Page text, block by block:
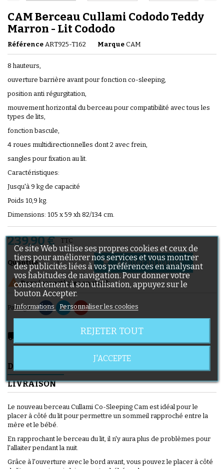
CAM Berceau Cullami Cododo Teddy
Marron - Lit Cododo
Référence ART925-T162 Marque CAM
8 hauteurs,
ouverture barrière avant pour fonction co-sleeping,
position anti régurgitation,
mouvement horizontal du berceau pour compatibilité avec tous les
types de lits,
fonction bascule,
4 roues multidirectionnelles dont 2 avec frein,
sangles pour fixation au lit.
Caractéristiques:
Jusqu'à 9 kg de capacité
Poids 10,9 kg.
Dimensions: 105 x 59 xh 82/134 cm.
239,90 € TTC
Quantité  Ajouter au panier
Derniers articles en stock
Partager
local_shipping Livraison prévue à partir du 08/08/2026
DESCRIPTION
LIVRAISON
Le nouveau berceau Cullami Co-Sleeping Cam est idéal pour le
placer à côté du lit pour permettre un sommeil rapproché entre la
mère et le bébé.
En rapprochant le berceau du lit, il n'y aura plus de problèmes pour
l'allaiter pendant la nuit.
Grâce à l'ouverture avec le bord avant, vous pouvez le placer à côté
Ce site Web utilise ses propres cookies et ceux de
tiers pour améliorer nos services et vous montrer
des publicités liées à vos préférences en analysant
vos habitudes de navigation. Pour donner votre
consentement à son utilisation, appuyez sur le
bouton Accepter.
Informations Personnaliser les cookies
REJETER TOUT
J'ACCEPTE